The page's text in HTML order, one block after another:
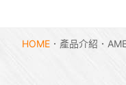
HOME 產品介紹